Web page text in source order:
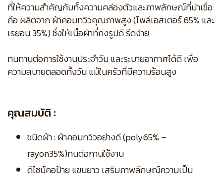
ที่ให้ความสำคัญกับทั้งความคล่องตัวและภาพลักษณ์ที่น่าเชื่อ
ถือ ผลิตจาก ผ้าคอมทวิวคุณภาพสูง (โพลีเอสเตอร์ 65% และ
เรยอน 35%) ซึ่งให้เนื้อผ้าที่คงรูปดี รีดง่าย
ทนทานต่อการใช้งานประจำวัน และระบายอากาศได้ดี เพื่อ
ความสบายตลอดทั้งวัน แม้ในครัวที่มีความร้อนสูง
คุณสมบัติ :
ชนิดผ้า : ผ้าคอมทวิวอย่างดี (poly65% –
rayon35%)ทนต่อกานใช้งาน
ดีไซน์คอป้าย แขนยาว เสริมภาพลักษณ์ความเป็น